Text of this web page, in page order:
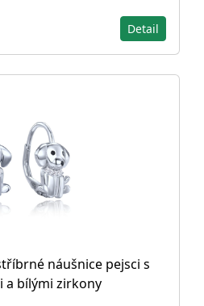
Detail
náušnice pejsci s
a bílými zirkony